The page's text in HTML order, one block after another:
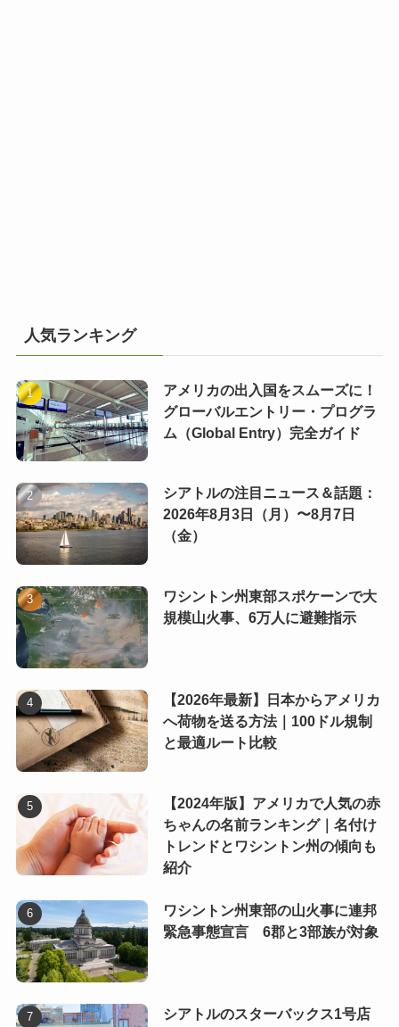
人気ランキング
アメリカの出入国をスムーズに！
グローバルエントリー・プログラ
ム（Global Entry）完全ガイド
シアトルの注目ニュース＆話題：
2026年8月3日（月）〜8月7日
（金）
ワシントン州東部スポケーンで大
規模山火事、6万人に避難指示
【2026年最新】日本からアメリカ
へ荷物を送る方法｜100ドル規制
と最適ルート比較
【2024年版】アメリカで人気の赤
ちゃんの名前ランキング｜名付け
トレンドとワシントン州の傾向も
紹介
ワシントン州東部の山火事に連邦
緊急事態宣言 6郡と3部族が対象
シアトルのスターバックス1号店